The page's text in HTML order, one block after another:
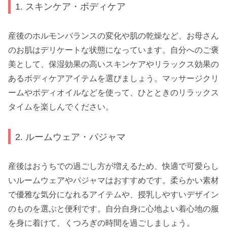
1. スキンケア・ボディケア
産後のホルモンバランスの変化や肌の乾燥など、お母さん
のお肌はデリケートな状態になっています。自分へのご褒
美として、保湿効果の高いスキンケアやリラックス効果の
あるボディケアアイテムを選びましょう。マッサージクリ
ームやボディオイルなどを使って、ひとときのリラックス
タイムを楽しんでください。
2. ルームウェア・パジャマ
産後はおうちでの過ごし方が増えるため、快適で可愛らし
いルームウェアやパジャマはおすすめです。柔らかい素材
で優雅な気分になれるアイテムや、授乳しやすいデザイン
のものを選ぶと便利です。自分自身に心地よい着心地の服
を身に着けて、くつろぎの時間を過ごしましょう。